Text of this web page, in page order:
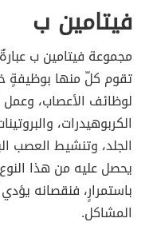
فيتامين ب
مجموعة فيتامين ب
تقوم كلّ منها بوظيفةٍ
لوظائف الأعصاب،
الكربوهيدرات،
الجلد، وتنشيط العصب
يحصل عليه من هذا
باستمرارٍ، فنقصانه
المشاكل.